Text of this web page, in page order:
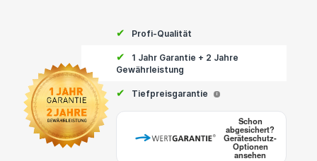
✔ Profi-Qualität
✔
1 Jahr Garantie + 2 Jahre
Gewährleistung
✔ Tiefpreisgarantie i
Schon
abgesichert?
Geräteschutz-
Optionen
ansehen